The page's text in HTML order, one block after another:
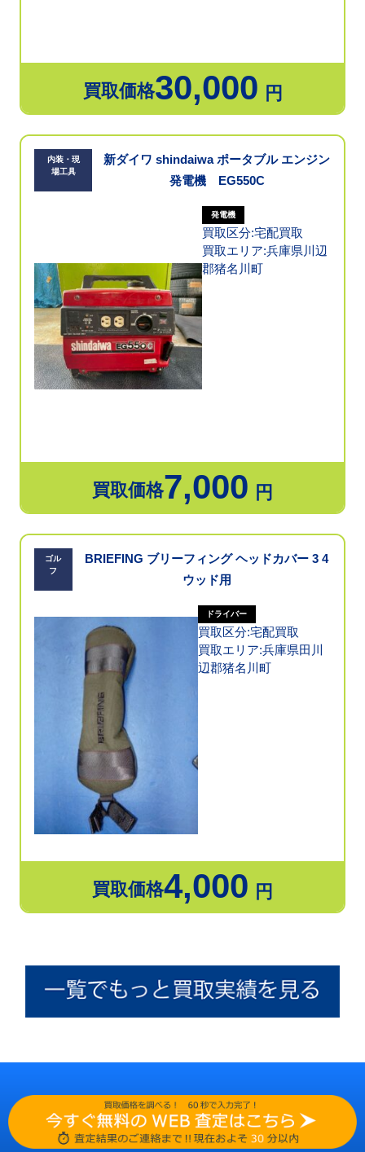
買取価格30,000 円
内装・現
場工具
新ダイワ shindaiwa ポータブル エンジン
発電機 EG550C
発電機
買取区分:宅配買取
買取エリア:兵庫県川辺
郡猪名川町
買取価格7,000 円
ゴル
フ
BRIEFING ブリーフィング ヘッドカバー 3 4
ウッド用
ドライバー
買取区分:宅配買取
買取エリア:兵庫県田川
辺郡猪名川町
買取価格4,000 円